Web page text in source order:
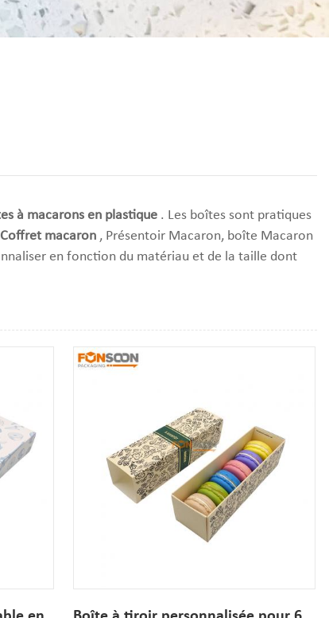
à macarons en plastique. Les boîtes sont pratiques
Coffret macaron, Présentoir Macaron, boîte Macaron
en fonction du matériau et de la taille dont